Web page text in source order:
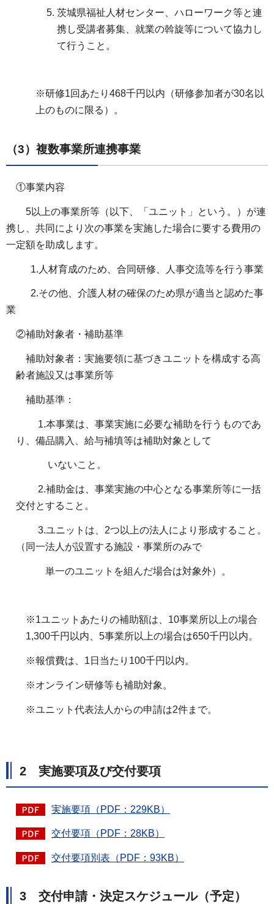
茨城県福祉人材センター、ハローワーク等と連
携し受講者募集、就業の斡旋等について協力し
て行うこと。
※研修1回あたり468千円以内（研修参加者が30名以
上のものに限る）。
（3）複数事業所連携事業
①事業内容
5以上の事業所等（以下、「ユニット」という。）が連
携し、共同により次の事業を実施した場合に要する費用の
一定額を助成します。
1.人材育成のため、合同研修、人事交流等を行う事業
2.その他、介護人材の確保のため県が適当と認めた事
業
②補助対象者・補助基準
補助対象者：実施要領に基づきユニットを構成する高
齢者施設又は事業所等
補助基準：
1.本事業は、事業実施に必要な補助を行うものであ
り、備品購入、給与補填等は補助対象として
いないこと。
2.補助金は、事業実施の中心となる事業所等に一括
交付とすること。
3.ユニットは、2つ以上の法人により形成すること。
（同一法人が設置する施設・事業所のみで
単一のユニットを組んだ場合は対象外）。
※1ユニットあたりの補助額は、10事業所以上の場合
1,300千円以内、5事業所以上の場合は650千円以内。
※報償費は、1日当たり100千円以内。
※オンライン研修等も補助対象。
※ユニット代表法人からの申請は2件まで。
2 実施要項及び交付要項
実施要項（PDF：229KB）
交付要項（PDF：28KB）
交付要項別表（PDF：93KB）
3 交付申請・決定スケジュール（予定）